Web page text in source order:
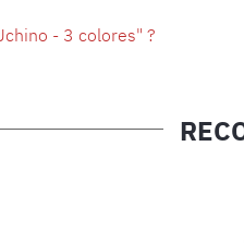
- 3 colores" ?